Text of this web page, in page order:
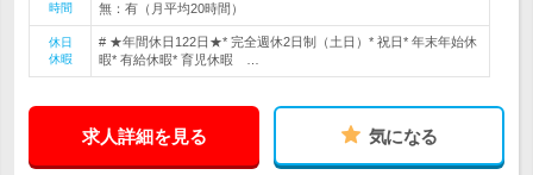
時間
無：有（月平均20時間）
休日
休暇
# ★年間休日122日★* 完全週休2日制（土日）* 祝日* 年末年始休
暇* 有給休暇* 育児休暇 …
求人詳細を見る 気になる